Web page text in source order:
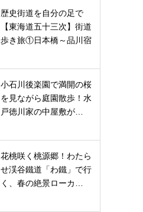
歴史街道を自分の足で
【東海道五十三次】街道
歩き旅①日本橋～品川宿
小石川後楽園で満開の桜
を見ながら庭園散歩！水
戸徳川家の中屋敷が…
花桃咲く桃源郷！わたら
せ渓谷鐵道「わ鐵」で行
く、春の絶景ローカ…